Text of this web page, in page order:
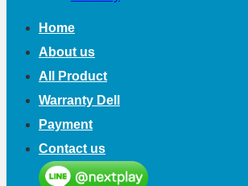
Home
About us
All Product
Warranty Dell
Payment
Contact us